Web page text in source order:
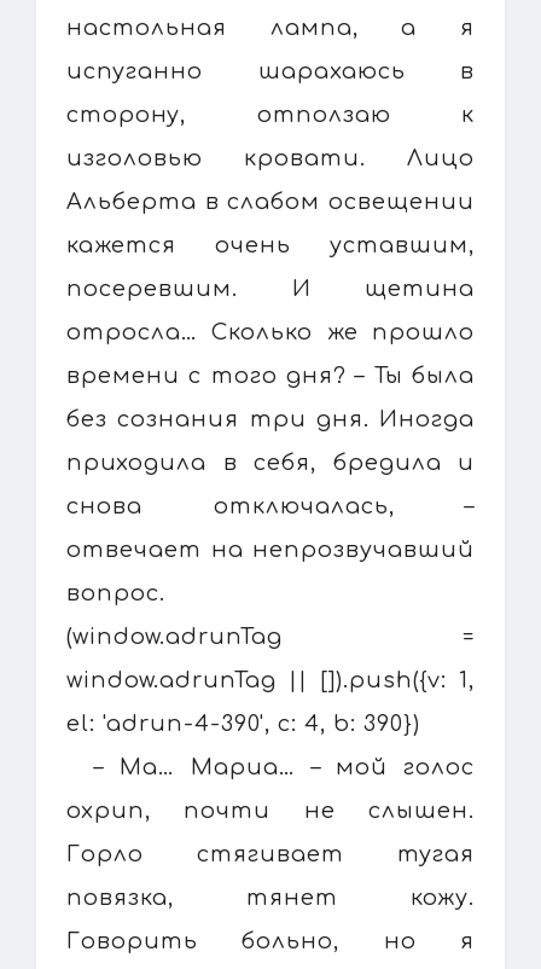
настольная лампа, а я
испуганно шарахаюсь в
сторону, отползаю к
изголовью кровати. Лицо
Альберта в слабом освещении
кажется очень уставшим,
посеревшим. И щетина
отросла… Сколько же прошло
времени с того дня? – Ты была
без сознания три дня. Иногда
приходила в себя, бредила и
снова отключалась, –
отвечает на непрозвучавший
вопрос.
(window.adrunTag =
window.adrunTag || []).push({v: 1,
el: 'adrun-4-390', c: 4, b: 390})
– Ма… Мариа… – мой голос
охрип, почти не слышен.
Горло стягивает тугая
повязка, тянет кожу.
Говорить больно, но я